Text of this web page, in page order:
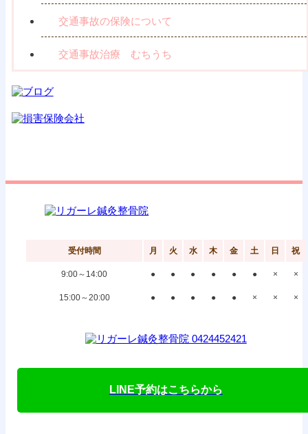
交通事故の保険について
交通事故治療 むちうち
受付時間 月 火 水 木 金 土 日 祝
9:00～14:00 ● ● ● ● ● ● × ×
15:00～20:00 ● ● ● ● ● × × ×
LINE予約はこちらから